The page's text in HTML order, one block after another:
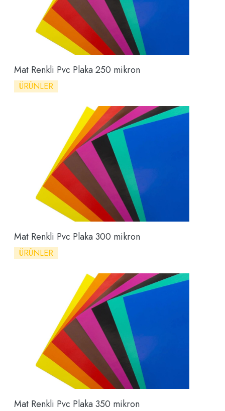
Mat Renkli Pvc Plaka 250 mikron
ÜRÜNLER
Mat Renkli Pvc Plaka 300 mikron
ÜRÜNLER
Mat Renkli Pvc Plaka 350 mikron